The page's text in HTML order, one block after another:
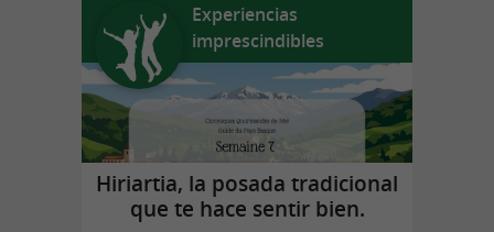
Experiencias
imprescindibles
Hiriartia, la posada tradicional
que te hace sentir bien.